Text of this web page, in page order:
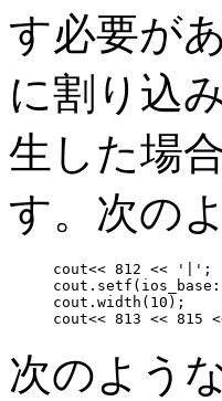
す必要が
に割り込
生した場
す。次の
cout<< 812 << '|';
cout.width(10);
cout<< 813 << 815
次のよう